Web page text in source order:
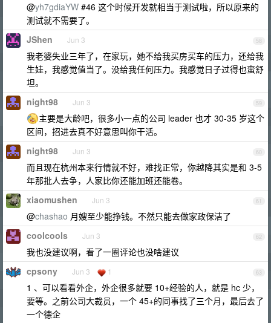
@yh7gdiaYW #46 这个时候开发就相当于测试啦，所以原来的
测试就不需要了。
58
JShen Jun 3
我老婆失业三年了，在家玩，她不给我买房买车的压力，还给我
生娃，我感觉值当了。没给我任何压力。我感觉日子过得也蛮舒
坦。
59
night98 Jun 3
主要是大龄吧，很多小一点的公司 leader 也才 30-35 岁这个
区间，招进去真不好意思叫你干活。
60
night98 Jun 3
而且现在杭州本来行情就不好，难找正常，你越降其实是和 3-5
年那批人去争，人家比你还能加班还能卷。
61
xiaomushen Jun 3
@chashao 月嫂至少能挣钱。不然只能去做家政保洁了
62
coolcools Jun 3
我也没建议啊，看了一圈评论也没啥建议
63
cpsony Jun 3 1
1 、可以看看外企，外企很多就要 10+经验的人，就是 hc 少，
要等。之前公司大裁员，一个 45+的同事找了三个月，最后去了
一个德企